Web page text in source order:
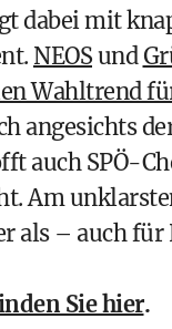
dabei mit
NEOS und
Wahltrend
angesichts
auch SPÖ-
Am
als – auch
Sie hier.